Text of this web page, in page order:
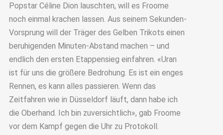
Popstar Céline Dion lauschten, will es Froome
noch einmal krachen lassen. Aus seinem Sekunden-
Vorsprung will der Träger des Gelben Trikots einen
beruhigenden Minuten-Abstand machen – und
endlich den ersten Etappensieg einfahren. «Uran
ist für uns die größere Bedrohung. Es ist ein enges
Rennen, es kann alles passieren. Wenn das
Zeitfahren wie in Düsseldorf läuft, dann habe ich
die Oberhand. Ich bin zuversichtlich», gab Froome
vor dem Kampf gegen die Uhr zu Protokoll.